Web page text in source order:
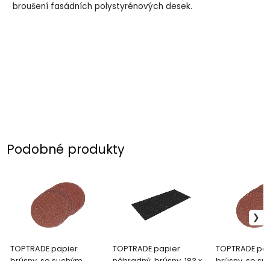
broušení fasádních polystyrénových desek.
Podobné produkty
TOPTRADE papier
TOPTRADE papier
TOPTRADE